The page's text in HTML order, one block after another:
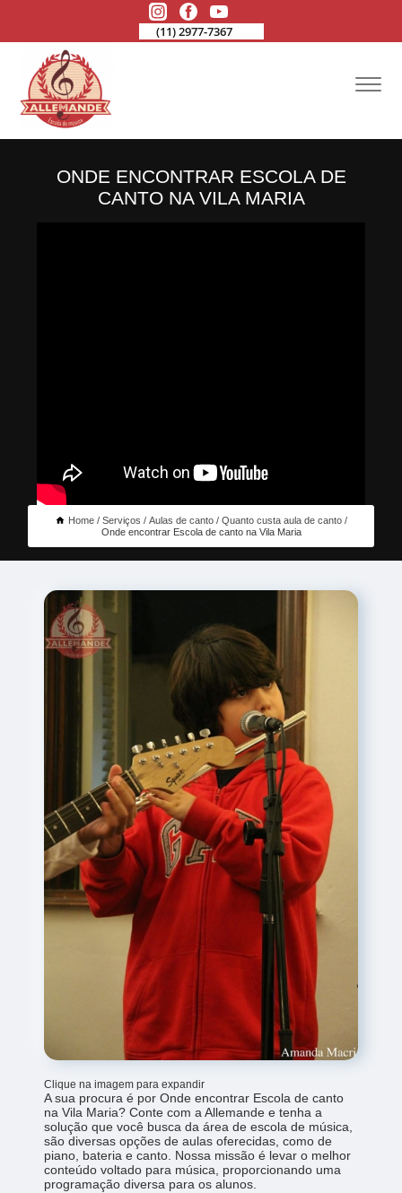
(11) 2977-7367
ONDE ENCONTRAR ESCOLA DE
CANTO NA VILA MARIA
Home Serviços Aulas de canto
Quanto custa aula de canto
Onde encontrar Escola de canto na Vila Maria
Clique na imagem para expandir
A sua procura é por Onde encontrar Escola de canto
na Vila Maria? Conte com a Allemande e tenha a
solução que você busca da área de escola de música,
são diversas opções de aulas oferecidas, como de
piano, bateria e canto. Nossa missão é levar o melhor
conteúdo voltado para música, proporcionando uma
programação diversa para os alunos.